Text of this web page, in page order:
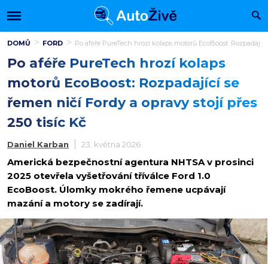
DOMŮ FORD Po aféře PureTech hrozí kolaps motorů EcoBoost:
Po aféře PureTech hrozí kolaps
motorů EcoBoost: Rozpadající se
řemen ničí Fordy a opravy stojí přes
250 tisíc Kč
Daniel Karban 23. května 2026
Americká bezpečnostní agentura NHTSA v prosinci
2025 otevřela vyšetřování tříválce Ford 1.0
EcoBoost. Úlomky mokrého řemene ucpávají
mazání a motory se zadírají.